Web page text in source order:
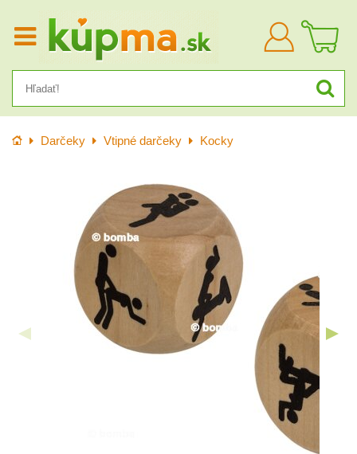
Prihlásiť
sa
Úvod Darčeky Vtipné darčeky Kocky